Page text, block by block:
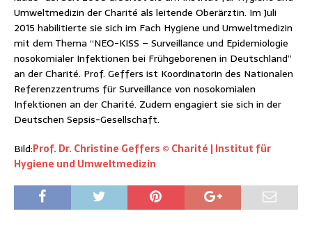
Umweltmedizin der Charité als leitende Oberärztin. Im Juli
2015 habilitierte sie sich im Fach Hygiene und Umweltmedizin
mit dem Thema “NEO-KISS – Surveillance und Epidemiologie
nosokomialer Infektionen bei Frühgeborenen in Deutschland”
an der Charité. Prof. Geffers ist Koordinatorin des Nationalen
Referenzzentrums für Surveillance von nosokomialen
Infektionen an der Charité. Zudem engagiert sie sich in der
Deutschen Sepsis-Gesellschaft.
Bild:Prof. Dr. Christine Geffers © Charité | Institut für
Hygiene und Umweltmedizin